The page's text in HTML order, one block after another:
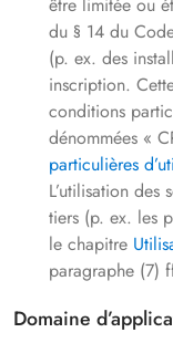
être limitée ou
du § 14 du
(p. ex. des
inscription.
conditions
dénommées «
particulières
L’utilisation
tiers (p. ex. les
le chapitre
paragraphe (7)
Domaine